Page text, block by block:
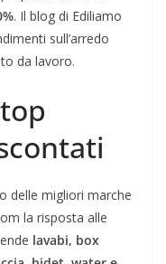
. Il blog di Ediliamo
sull’arredo
da lavoro.
delle migliori marche
la risposta alle
lavabi, box